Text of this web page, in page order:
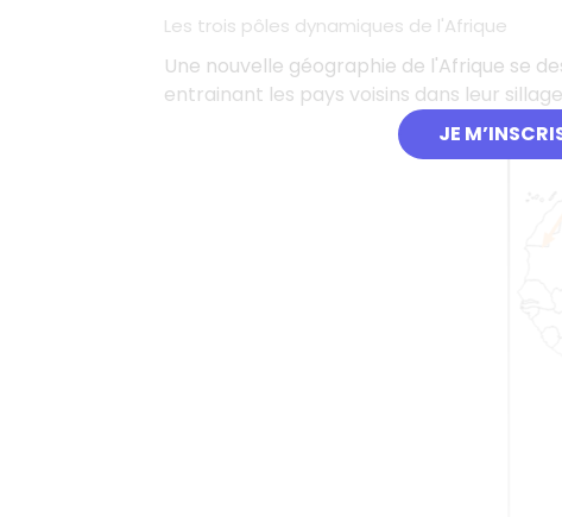
JE
Les trois pôles dynamiques de l'Afrique
Une nouvelle géographie de l'Afrique se
entrainant les pays voisins dans leur